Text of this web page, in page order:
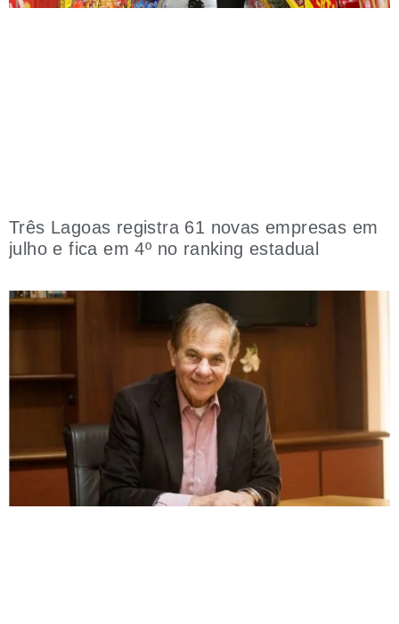
Três Lagoas registra 61 novas empresas em
julho e fica em 4º no ranking estadual